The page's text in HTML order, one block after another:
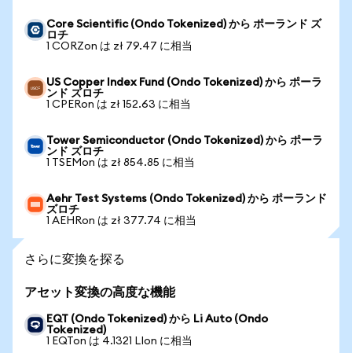
Core Scientific (Ondo Tokenized) から ポーランド ズ
ロチ
1 CORZon は zł 79.47 に相当
US Copper Index Fund (Ondo Tokenized) から ポーラ
ンド ズロチ
1 CPERon は zł 152.63 に相当
Tower Semiconductor (Ondo Tokenized) から ポーラ
ンド ズロチ
1 TSEMon は zł 854.85 に相当
Aehr Test Systems (Ondo Tokenized) から ポーランド
ズロチ
1 AEHRon は zł 377.74 に相当
さらに変換を探る
アセット変換の高度な機能
EQT (Ondo Tokenized) から Li Auto (Ondo
Tokenized)
1 EQTon は 4.1321 LIon に相当